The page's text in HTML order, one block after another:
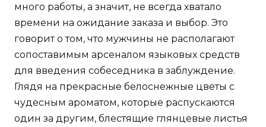
много работы, а значит, не всегда хватало
времени на ожидание заказа и выбор. Это
говорит о том, что мужчины не располагают
сопоставимым арсеналом языковых средств
для введения собеседника в заблуждение.
Глядя на прекрасные белоснежные цветы с
чудесным ароматом, которые распускаются
один за другим, блестящие глянцевые листья